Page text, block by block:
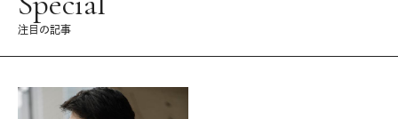
注目の記事